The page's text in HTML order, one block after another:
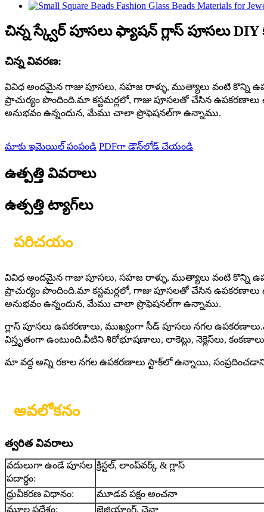
చిన్న స్క్వేర్ పూసలు ఫ్యాషన్ గ్లాస్ పూసలు
చిన్న వివరణ:
వివిధ అందమైన గాజు పూసలు, సహజ రాళ్ళు, ముత్యాలు వంటి
ప్రాచుర్యం పొందింది.మా కస్టమర్లలో, గాజు పూసలతో చేసిన
అనుభవం ఉన్నందున, మేము చాలా ప్రొఫెషనల్‌గా ఉన్నాము.
మాకు ఇమెయిల్ పంపండి PDFగా డౌన్‌లోడ్ చేయండి
ఉత్పత్తి వివరాలు
ఉత్పత్తి ట్యాగ్‌లు
పరిచయం
వివిధ అందమైన గాజు పూసలు, సహజ రాళ్ళు, ముత్యాలు వంటి
ప్రాచుర్యం పొందింది.మా కస్టమర్లలో, గాజు పూసలతో చేసిన
అనుభవం ఉన్నందున, మేము చాలా ప్రొఫెషనల్‌గా ఉన్నాము.
గ్లాస్ పూసలు ఉపకరణాలు, ముఖ్యంగా సీడ్ పూసలు నగల
విస్తృతంగా ఉంటుంది.వీటిని శిరోభూషణాలు, లాకెట్లు, నెక్లెస్‌లు,
మా వద్ద అన్ని రకాల నగల ఉపకరణాలు స్టాక్‌లో ఉన్నాయి,
అవలోకనం
త్వరిత వివరాలు
వదులుగా ఉండే పూసల
పదార్థం:
క్రిస్టల్, లాంప్‌వర్క్ & గ్లాస్
ధ్రువీకరణ విధానం:
మూడవ పక్షం అంచనా
మూల ప్రదేశం:
జెజియాంగ్, చైనా